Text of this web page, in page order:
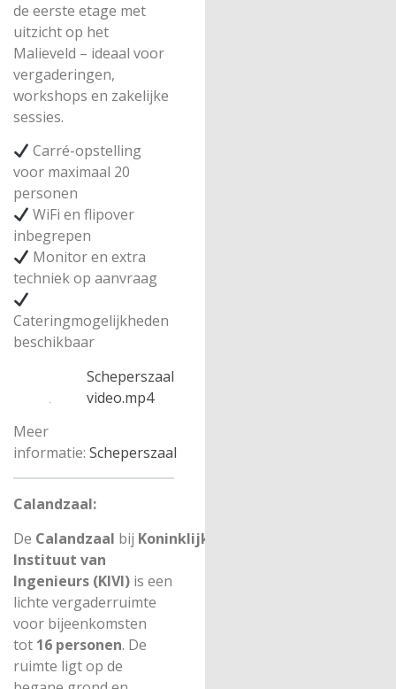
de eerste etage met
uitzicht op het
Malieveld – ideaal voor
vergaderingen,
workshops en zakelijke
sessies.
Carré-opstelling
voor maximaal 20
personen
WiFi en flipover
inbegrepen
Monitor en extra
techniek op aanvraag
Cateringmogelijkheden
beschikbaar
Scheperszaal
video.mp4
Meer
informatie: Scheperszaal
Calandzaal:
De Calandzaal bij Koninklijk
Instituut van
Ingenieurs (KIVI) is een
lichte vergaderruimte
voor bijeenkomsten
tot 16 personen. De
ruimte ligt op de